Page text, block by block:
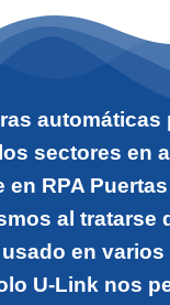
automáticas
sectores en
en RPA
al tratarse
en varios
U-Link nos